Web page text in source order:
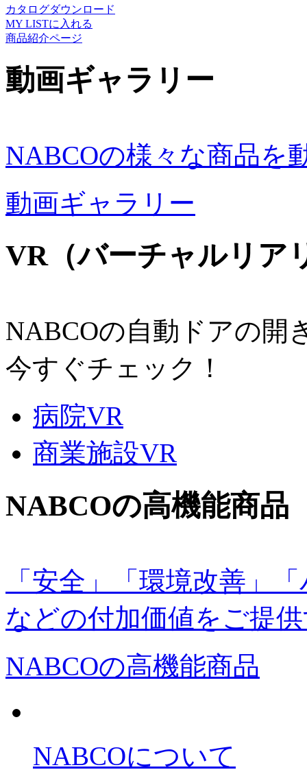
カタログダウンロード
MY LISTに入れる
商品紹介ページ
動画ギャラリー
NABCOの様々な商品を
動画ギャラリー
VR（バーチャルリア
NABCOの自動ドアの開
今すぐチェック！
病院VR
商業施設VR
NABCOの高機能商品
「安全」「環境改善」
などの付加価値をご提
NABCOの高機能商品
NABCOについて